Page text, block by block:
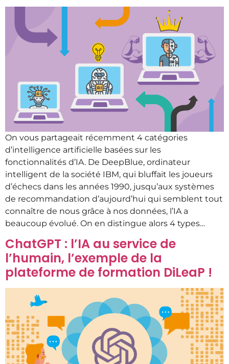
On vous partageait récemment 4 catégories
d’intelligence artificielle basées sur les
fonctionnalités d’IA. De DeepBlue, ordinateur
intelligent de la société IBM, qui bluffait les joueurs
d’échecs dans les années 1990, jusqu’aux systèmes
de recommandation d’aujourd’hui qui semblent tout
connaître de nous grâce à nos données, l’IA a
beaucoup évolué. On en distingue alors 4 types…
ChatGPT : l’IA au service de
l’humain, l’exemple de la
plateforme de formation DiLeaP !